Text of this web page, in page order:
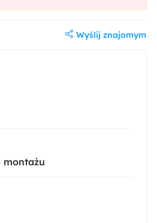
montażu
Wyślij znajomym